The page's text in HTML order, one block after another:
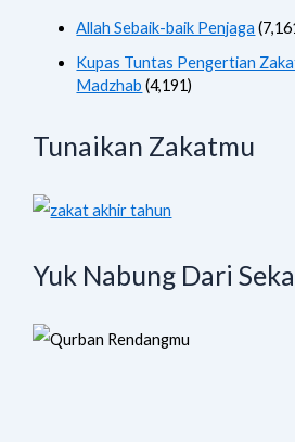
Allah Sebaik-baik Penjaga
Kupas Tuntas Pengertian
Madzhab (4,191)
Tunaikan Zakatmu
Yuk Nabung Dari